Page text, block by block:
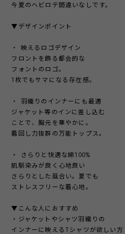
今夏のヘビロテ間違いなしです。
▼デザインポイント
・ 映えるロゴデザイン
フロントを飾る都会的な
フォントのロゴ。
1枚でもサマになる存在感。
・ 羽織りのインナーにも最適
ジャケット等のインに差し込む
ことで、胸元を華やかに。
着回し力抜群の万能トップス。
・ さらりと快適な綿100%
肌馴染みが良く心地良い
さらりとした風合い。夏でも
ストレスフリーな着心地。
▼こんな人におすすめ
・ジャケットやシャツ羽織りの
インナーに映えるTシャツが欲しい方